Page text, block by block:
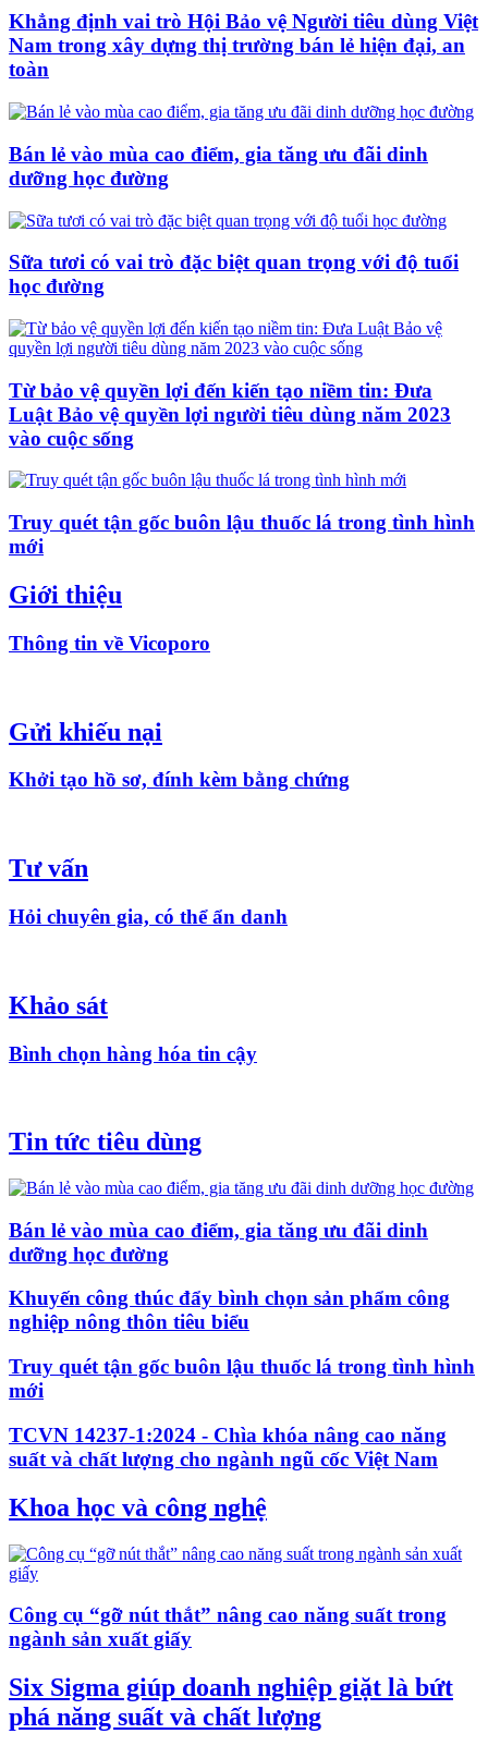
Khẳng định vai trò Hội Bảo vệ Người tiêu dùng Việt
Nam trong xây dựng thị trường bán lẻ hiện đại, an
toàn
Bán lẻ vào mùa cao điểm, gia tăng ưu đãi dinh
dưỡng học đường
Sữa tươi có vai trò đặc biệt quan trọng với độ tuổi
học đường
Từ bảo vệ quyền lợi đến kiến tạo niềm tin: Đưa
Luật Bảo vệ quyền lợi người tiêu dùng năm 2023
vào cuộc sống
Truy quét tận gốc buôn lậu thuốc lá trong tình hình
mới
Giới thiệu
Thông tin về Vicoporo
Gửi khiếu nại
Khởi tạo hồ sơ, đính kèm bằng chứng
Tư vấn
Hỏi chuyên gia, có thể ẩn danh
Khảo sát
Bình chọn hàng hóa tin cậy
Tin tức tiêu dùng
Bán lẻ vào mùa cao điểm, gia tăng ưu đãi dinh
dưỡng học đường
Khuyến công thúc đẩy bình chọn sản phẩm công
nghiệp nông thôn tiêu biểu
Truy quét tận gốc buôn lậu thuốc lá trong tình hình
mới
TCVN 14237-1:2024 - Chìa khóa nâng cao năng
suất và chất lượng cho ngành ngũ cốc Việt Nam
Khoa học và công nghệ
Công cụ “gỡ nút thắt” nâng cao năng suất trong
ngành sản xuất giấy
Six Sigma giúp doanh nghiệp giặt là bứt
phá năng suất và chất lượng